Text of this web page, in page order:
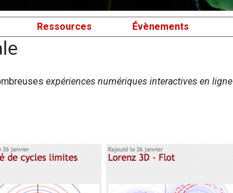
Ressources Évènements
expériences numériques interactives en ligne